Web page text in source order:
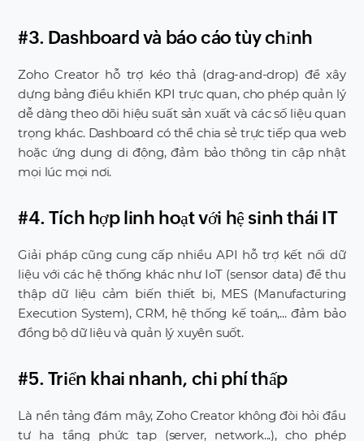
#3. Dashboard và báo cáo tùy chỉnh
Zoho Creator hỗ trợ kéo thả (drag-and-drop) để xây
dựng bảng điều khiển KPI trực quan, cho phép quản lý
dễ dàng theo dõi hiệu suất sản xuất và các số liệu quan
trọng khác. Dashboard có thể chia sẻ trực tiếp qua web
hoặc ứng dụng di động, đảm bảo thông tin cập nhật
mọi lúc mọi nơi.
#4. Tích hợp linh hoạt với hệ sinh thái IT
Giải pháp cũng cung cấp nhiều API hỗ trợ kết nối dữ
liệu với các hệ thống khác như IoT (sensor data) để thu
thập dữ liệu cảm biến thiết bị, MES (Manufacturing
Execution System), CRM, hệ thống kế toán,... đảm bảo
đồng bộ dữ liệu và quản lý xuyên suốt.
#5. Triển khai nhanh, chi phí thấp
Là nền tảng đám mây, Zoho Creator không đòi hỏi đầu
tư hạ tầng phức tạp (server, network...), cho phép